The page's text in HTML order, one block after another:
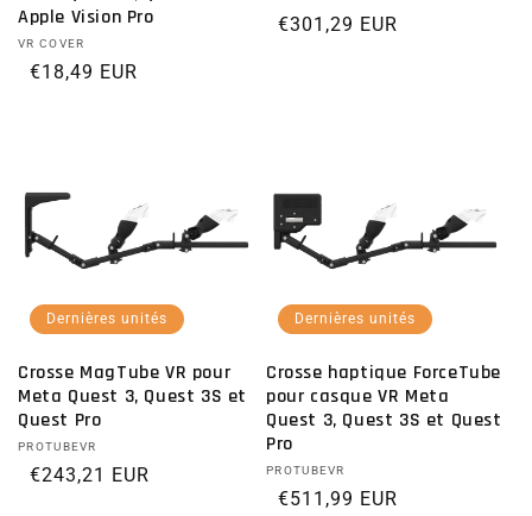
Apple Vision Pro
Distributeur :
VR COVER
Prix habituel
€18,49 EUR
Prix habituel
€301,29 EUR
Dernières unités
Crosse MagTube VR pour
Meta Quest 3, Quest 3S et
Quest Pro
Distributeur :
PROTUBEVR
Prix habituel
€243,21 EUR
Dernières unités
Crosse haptique ForceTube
pour casque VR Meta
Quest 3, Quest 3S et Quest
Pro
Distributeur :
PROTUBEVR
Prix habituel
€511,99 EUR